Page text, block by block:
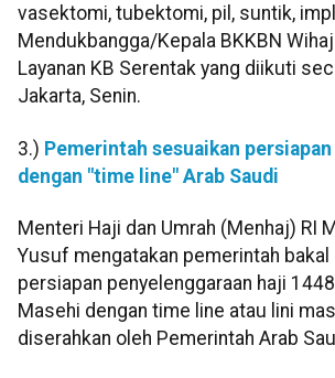
vasektomi, tubektomi, pil, suntik,
Mendukbangga/Kepala BKKBN
Layanan KB Serentak yang diikuti
Jakarta, Senin.
3.) Pemerintah sesuaikan
dengan "time line" Arab Saudi
Menteri Haji dan Umrah (Menhaj) RI
Yusuf mengatakan pemerintah bakal
persiapan penyelenggaraan haji
Masehi dengan time line atau lini
diserahkan oleh Pemerintah Arab